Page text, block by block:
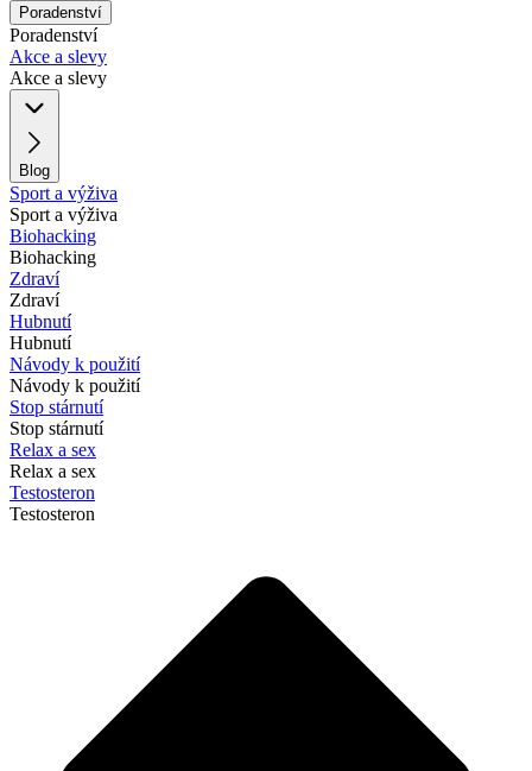
Poradenství
Poradenství
Akce a slevy
Akce a slevy
Blog
Sport a výživa
Sport a výživa
Biohacking
Biohacking
Zdraví
Zdraví
Hubnutí
Hubnutí
Návody k použití
Návody k použití
Stop stárnutí
Stop stárnutí
Relax a sex
Relax a sex
Testosteron
Testosteron